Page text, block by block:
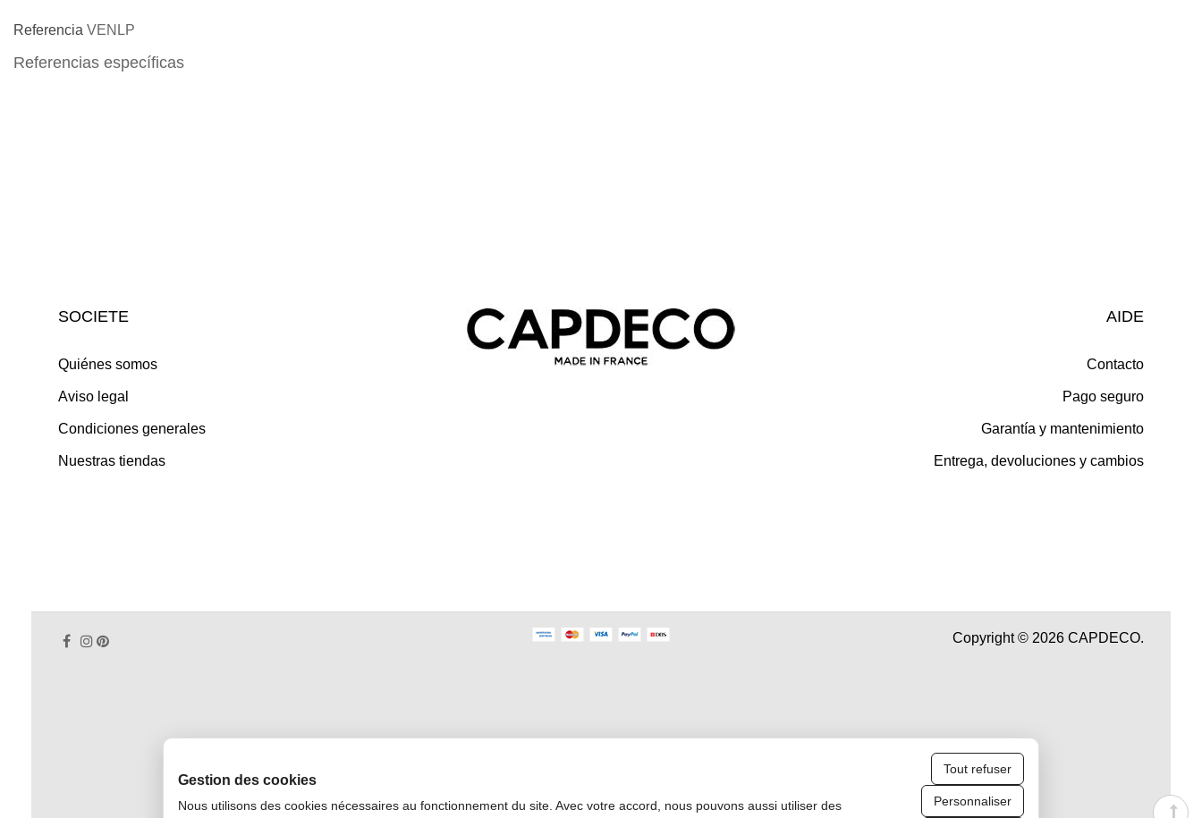
Referencia VENLP
Referencias específicas
SOCIETE
Quiénes somos
Aviso legal
Condiciones generales
Nuestras tiendas
AIDE
Contacto
Pago seguro
Garantía y mantenimiento
Entrega, devoluciones y cambios
Copyright © 2026 CAPDECO.
Gestion des cookies
Nous utilisons des cookies nécessaires au fonctionnement du site. Avec votre accord, nous pouvons aussi utiliser des
Tout refuser
Personnaliser